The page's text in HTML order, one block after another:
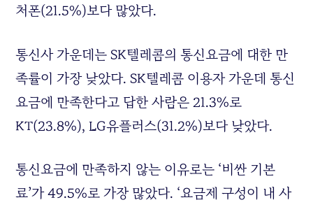
처폰(21.5%)보다 많았다.
통신사 가운데는 SK텔레콤의 통신요금에 대한 만
족률이 가장 낮았다. SK텔레콤 이용자 가운데 통신
요금에 만족한다고 답한 사람은 21.3%로
KT(23.8%), LG유플러스(31.2%)보다 낮았다.
통신요금에 만족하지 않는 이유로는 ‘비싼 기본
료’가 49.5%로 가장 많았다. ‘요금제 구성이 내 사